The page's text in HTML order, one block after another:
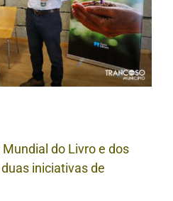
do Livro e dos
iniciativas de